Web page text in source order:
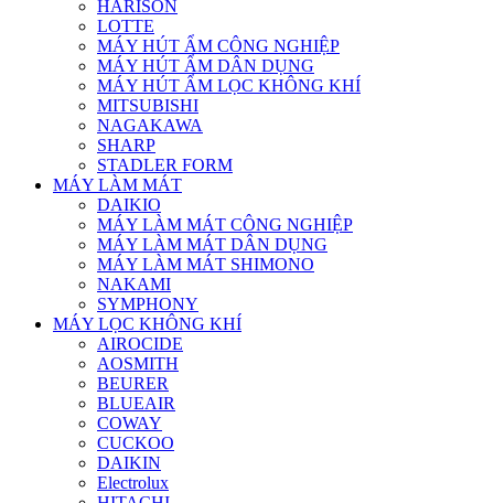
HARISON
LOTTE
MÁY HÚT ẨM CÔNG NGHIỆP
MÁY HÚT ẨM DÂN DỤNG
MÁY HÚT ẨM LỌC KHÔNG KHÍ
MITSUBISHI
NAGAKAWA
SHARP
STADLER FORM
MÁY LÀM MÁT
DAIKIO
MÁY LÀM MÁT CÔNG NGHIỆP
MÁY LÀM MÁT DÂN DỤNG
MÁY LÀM MÁT SHIMONO
NAKAMI
SYMPHONY
MÁY LỌC KHÔNG KHÍ
AIROCIDE
AOSMITH
BEURER
BLUEAIR
COWAY
CUCKOO
DAIKIN
Electrolux